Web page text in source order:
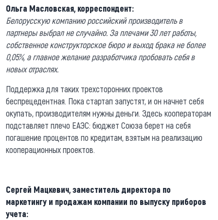
Ольга Масловская, корреспондент:
Белорусскую компанию российский производитель в
партнеры выбрал не случайно. За плечами 30 лет работы,
собственное конструкторское бюро и выход брака не более
0,05%, а главное желание разработчика пробовать себя в
новых отраслях.
Поддержка для таких трехсторонних проектов
беспрецедентная. Пока стартап запустят, и он начнет себя
окупать, производителям нужны деньги. Здесь кооператорам
подставляет плечо ЕАЭС: бюджет Союза берет на себя
погашение процентов по кредитам, взятым на реализацию
кооперационных проектов.
Сергей Мацкевич, заместитель директора по
маркетингу и продажам компании по выпуску приборов
учета: